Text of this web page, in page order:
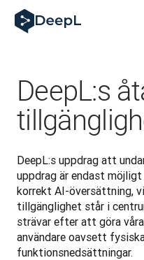
DeepL för AI-agenter
DeepL:s Translation
Att tolka förtroendet för
DeepLs system för
Från högkvalitativ
DeepL:s
DeepL:s uppdrag att
uppdrag är endast
korrekt AI-översättning,
tillgänglighet står i
strävar efter att göra
användare oavsett
funktionsnedsättningar.